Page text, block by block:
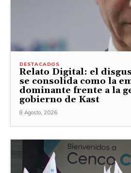
DESTACADOS
Relato Digital: el
se consolida como la
dominante frente a la
gobierno de Kast
8 Agosto, 2026